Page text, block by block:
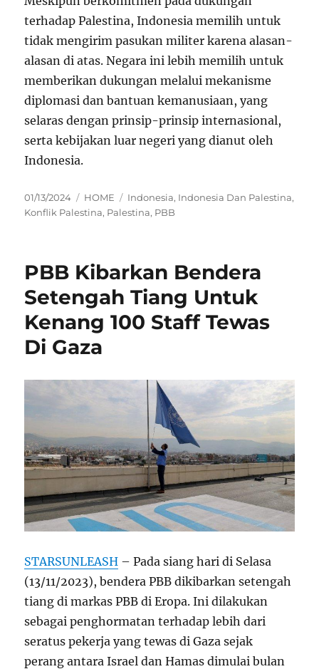
terhadap Palestina, Indonesia memilih untuk
tidak mengirim pasukan militer karena alasan-
alasan di atas. Negara ini lebih memilih untuk
memberikan dukungan melalui mekanisme
diplomasi dan bantuan kemanusiaan, yang
selaras dengan prinsip-prinsip internasional,
serta kebijakan luar negeri yang dianut oleh
Indonesia.
Posted
on
01/13/2024 Categories
HOME Tags
Indonesia, Indonesia Dan Palestina,
Konflik Palestina, Palestina, PBB
PBB Kibarkan Bendera
Setengah Tiang Untuk
Kenang 100 Staff Tewas
Di Gaza
STARSUNLEASH – Pada siang hari di Selasa
(13/11/2023), bendera PBB dikibarkan setengah
tiang di markas PBB di Eropa. Ini dilakukan
sebagai penghormatan terhadap lebih dari
seratus pekerja yang tewas di Gaza sejak
perang antara Israel dan Hamas dimulai bulan